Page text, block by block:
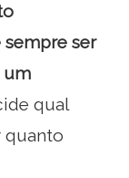
ser
um
qual
quanto